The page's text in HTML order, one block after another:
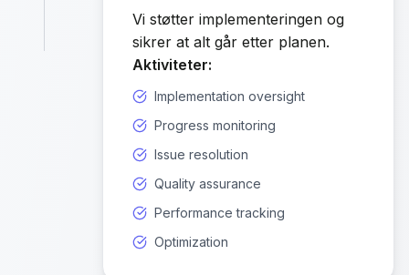
Vi støtter implementeringen og
sikrer at alt går etter planen.
Aktiviteter:
Implementation oversight
Progress monitoring
Issue resolution
Quality assurance
Performance tracking
Optimization